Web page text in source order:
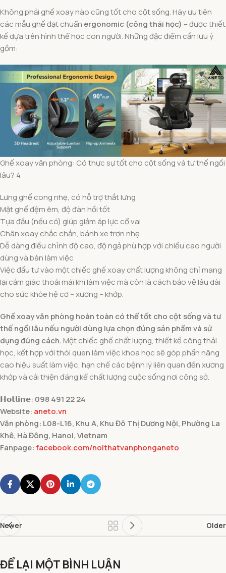
Không phải ghế xoay nào cũng tốt cho cột sống. Hãy ưu tiên
các mẫu ghế đạt chuẩn ergonomic (công thái học) – được thiết
kế dựa trên hình thể học con người. Những đặc điểm cần lưu ý
gồm:
Ghế xoay văn phòng: Có thực sự tốt cho cột sống và tư thế ngồi
lâu? 4
Lưng ghế cong nhẹ, có hỗ trợ thắt lưng
Mặt ghế đệm êm, độ đàn hồi tốt
Tựa đầu (nếu có) giúp giảm áp lực cổ vai
Chân xoay chắc chắn, bánh xe trơn nhẹ
Dễ dàng điều chỉnh độ cao, độ ngả phù hợp với chiều cao người
dùng và bàn làm việc
Việc đầu tư vào một chiếc ghế xoay chất lượng không chỉ mang
lại cảm giác thoải mái khi làm việc mà còn là cách bảo vệ lâu dài
cho sức khỏe hệ cơ – xương – khớp.
Ghế xoay văn phòng hoàn toàn có thể tốt cho cột sống và tư
thế ngồi lâu nếu người dùng lựa chọn đúng sản phẩm và sử
dụng đúng cách. Một chiếc ghế chất lượng, thiết kế công thái
học, kết hợp với thói quen làm việc khoa học sẽ góp phần nâng
cao hiệu suất làm việc, hạn chế các bệnh lý liên quan đến xương
khớp và cải thiện đáng kể chất lượng cuộc sống nơi công sở.
𝗛𝗼𝘁𝗹𝗶𝗻𝗲: 098 491 22 24
Website: aneto.vn
Văn phòng: L08-L16, Khu A, Khu Đô Thị Dương Nội, Phường La
Khê, Hà Đông, Hanoi, Vietnam
Fanpage:facebook.com/noithatvanphonganeto
Newer Older
ĐỂ LẠI MỘT BÌNH LUẬN